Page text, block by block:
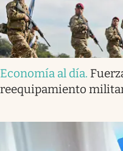
Economía al día.
reequipamiento